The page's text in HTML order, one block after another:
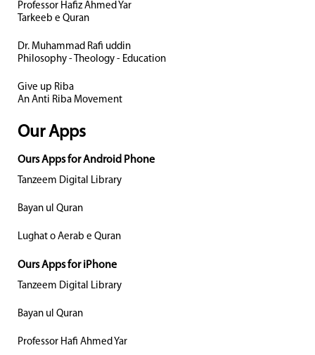
Professor Hafiz Ahmed Yar
Tarkeeb e Quran
Dr. Muhammad Rafi uddin
Philosophy - Theology - Education
Give up Riba
An Anti Riba Movement
Our Apps
Ours Apps for Android Phone
Tanzeem Digital Library
Bayan ul Quran
Lughat o Aerab e Quran
Ours Apps for iPhone
Tanzeem Digital Library
Bayan ul Quran
Professor Hafi Ahmed Yar